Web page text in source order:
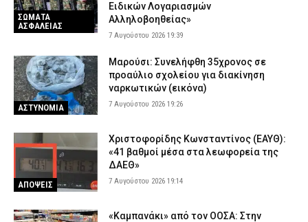
ΣΩΜΑΤΑ
ΑΣΦΑΛΕΙΑΣ
Ειδικών Λογαριασμών
Αλληλοβοηθείας»
7 Αυγούστου 2026 19:39
ΑΣΤΥΝΟΜΙΑ
Μαρούσι: Συνελήφθη 35χρονος σε
προαύλιο σχολείου για διακίνηση
ναρκωτικών (εικόνα)
7 Αυγούστου 2026 19:26
ΑΠΟΨΕΙΣ
Χριστοφορίδης Κωνσταντίνος (ΕΑΥΘ):
«41 βαθμοί μέσα στα λεωφορεία της
ΔΑΕΘ»
7 Αυγούστου 2026 19:14
«Καμπανάκι» από τον ΟΟΣΑ: Στην